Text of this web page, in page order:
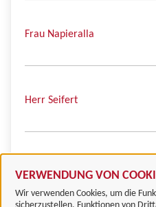
VERWENDUNG VON
Wir verwenden Cookies, um die
Frau Napieralla
Herr Seifert